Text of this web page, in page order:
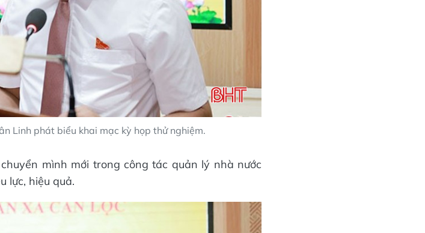
Linh phát biểu khai mạc kỳ họp thử nghiệm.
mình mới trong công tác quản lý nhà nước
lực, hiệu quả.